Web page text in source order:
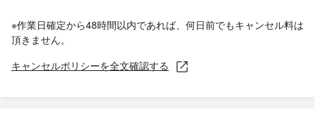
※作業日確定から48時間以内であれば、何日前でもキャンセル料は
頂きません。
キャンセルポリシーを全文確認する